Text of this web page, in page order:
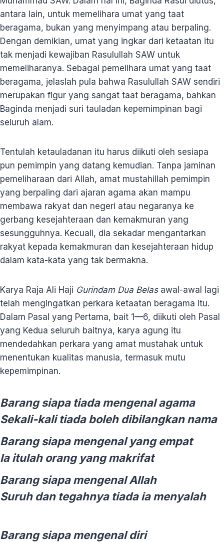
antara lain, untuk memelihara umat yang taat
beragama, bukan yang menyimpang atau berpaling.
Dengan demikian, umat yang ingkar dari ketaatan itu
tak menjadi kewajiban Rasulullah SAW untuk
memeliharanya. Sebagai pemelihara umat yang taat
beragama, jelaslah pula bahwa Rasulullah SAW sendiri
merupakan figur yang sangat taat beragama, bahkan
Baginda menjadi suri tauladan kepemimpinan bagi
seluruh alam.
Tentulah ketauladanan itu harus diikuti oleh sesiapa
pun pemimpin yang datang kemudian. Tanpa jaminan
pemeliharaan dari Allah, amat mustahillah pemimpin
yang berpaling dari ajaran agama akan mampu
membawa rakyat dan negeri atau negaranya ke
gerbang kesejahteraan dan kemakmuran yang
sesungguhnya. Kecuali, dia sekadar mengantarkan
rakyat kepada kemakmuran dan kesejahteraan hidup
dalam kata-kata yang tak bermakna.
Karya Raja Ali Haji Gurindam Dua Belas awal-awal lagi
telah mengingatkan perkara ketaatan beragama itu.
Dalam Pasal yang Pertama, bait 1—6, diikuti oleh Pasal
yang Kedua seluruh baitnya, karya agung itu
mendedahkan perkara yang amat mustahak untuk
menentukan kualitas manusia, termasuk mutu
kepemimpinan.
Barang siapa tiada mengenal agama
Sekali-kali tiada boleh dibilangkan nama
Barang siapa mengenal yang empat
Ia itulah orang yang makrifat
Barang siapa mengenal Allah
Suruh dan tegahnya tiada ia menyalah
Barang siapa mengenal diri